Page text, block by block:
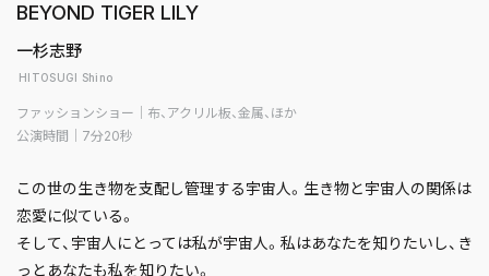
BEYOND TIGER LILY
一杉志野
HITOSUGI Shino
ファッションショー｜布、アクリル板、金属、ほか
公演時間｜7分20秒
この世の生き物を支配し管理する宇宙人。生き物と宇宙人の関係は
恋愛に似ている。
そして、宇宙人にとっては私が宇宙人。私はあなたを知りたいし、き
っとあなたも私を知りたい。